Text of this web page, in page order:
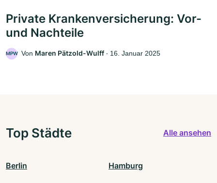
Private Krankenversicherung: Vor-
und Nachteile
MPW Von Maren Pätzold-Wulff ‧ 16. Januar 2025
Top Städte Alle ansehen
Berlin Hamburg